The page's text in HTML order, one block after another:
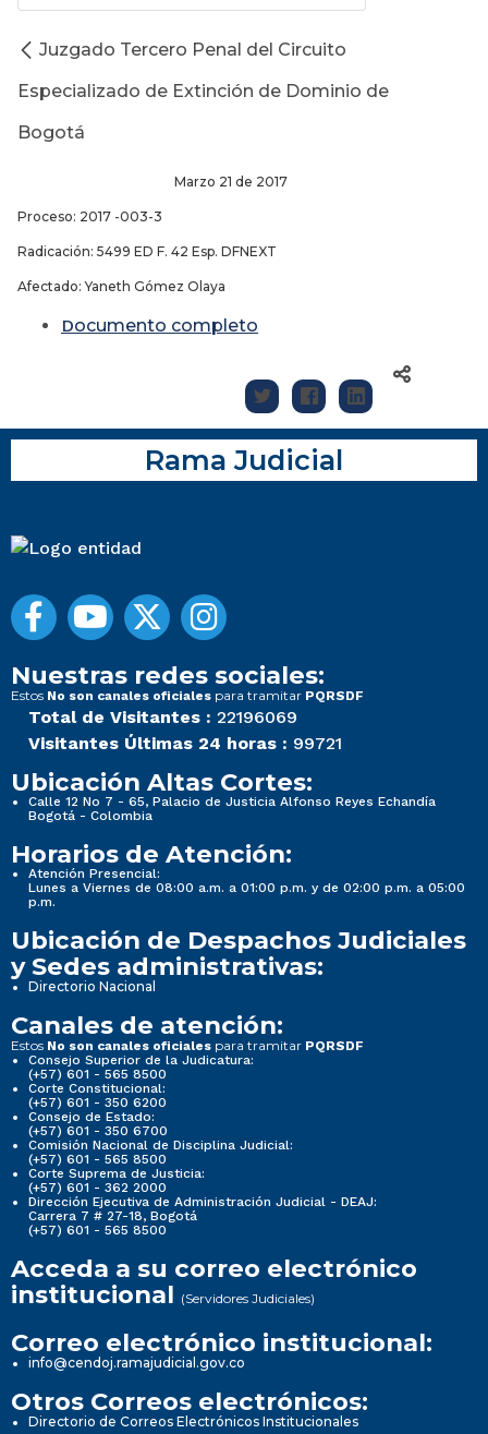
Juzgado Tercero Penal del Circuito
Especializado de Extinción de Dominio de
Bogotá
Marzo 21 de 2017
Proceso: 2017 -003-3
Radicación: 5499 ED F. 42 Esp. DFNEXT
Afectado: Yaneth Gómez Olaya
Documento completo
Rama Judicial
Nuestras redes sociales:
Estos No son canales oficiales para tramitar PQRSDF
Total de Visitantes : 22196069
Visitantes Últimas 24 horas : 99721
Ubicación Altas Cortes:
Calle 12 No 7 - 65, Palacio de Justicia Alfonso Reyes Echandía
Bogotá - Colombia
Horarios de Atención:
Atención Presencial:
Lunes a Viernes de 08:00 a.m. a 01:00 p.m. y de 02:00 p.m. a 05:00
p.m.
Ubicación de Despachos Judiciales
y Sedes administrativas:
Directorio Nacional
Canales de atención:
Estos No son canales oficiales para tramitar PQRSDF
Consejo Superior de la Judicatura:
(+57) 601 - 565 8500
Corte Constitucional:
(+57) 601 - 350 6200
Consejo de Estado:
(+57) 601 - 350 6700
Comisión Nacional de Disciplina Judicial:
(+57) 601 - 565 8500
Corte Suprema de Justicia:
(+57) 601 - 362 2000
Dirección Ejecutiva de Administración Judicial - DEAJ:
Carrera 7 # 27-18, Bogotá
(+57) 601 - 565 8500
Acceda a su correo electrónico
institucional (Servidores Judiciales)
Correo electrónico institucional:
info@cendoj.ramajudicial.gov.co
Otros Correos electrónicos:
Directorio de Correos Electrónicos Institucionales